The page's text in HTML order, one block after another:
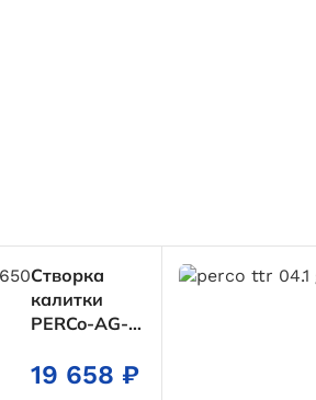
Створка
калитки
PERCo-AG-
19 658 ₽